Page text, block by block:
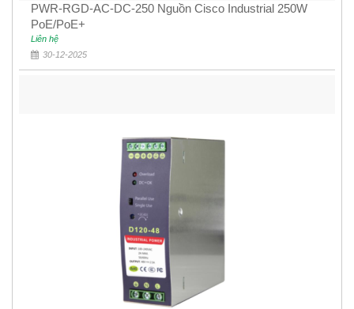
PWR-RGD-AC-DC-250 Nguồn Cisco Industrial 250W
PoE/PoE+
Liên hệ
30-12-2025